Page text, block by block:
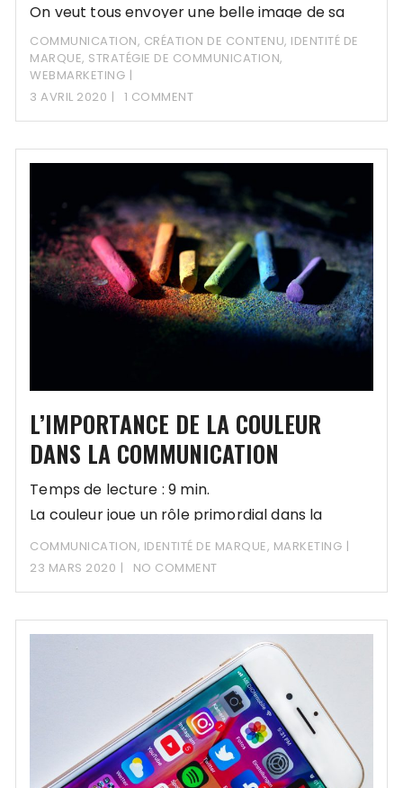
On veut tous envoyer une belle image de sa
société, en 2020 la réputation est avant tout
numérique.
COMMUNICATION, CRÉATION DE CONTENU, IDENTITÉ DE
MARQUE, STRATÉGIE DE COMMUNICATION,
WEBMARKETING
3 AVRIL 2020
1 COMMENT
L’IMPORTANCE DE LA COULEUR
DANS LA COMMUNICATION
Temps de lecture : 9 min.
La couleur joue un rôle primordial dans la
communication. Apprenez comment l’utiliser
de manière efficace.
COMMUNICATION, IDENTITÉ DE MARQUE, MARKETING
23 MARS 2020
NO COMMENT